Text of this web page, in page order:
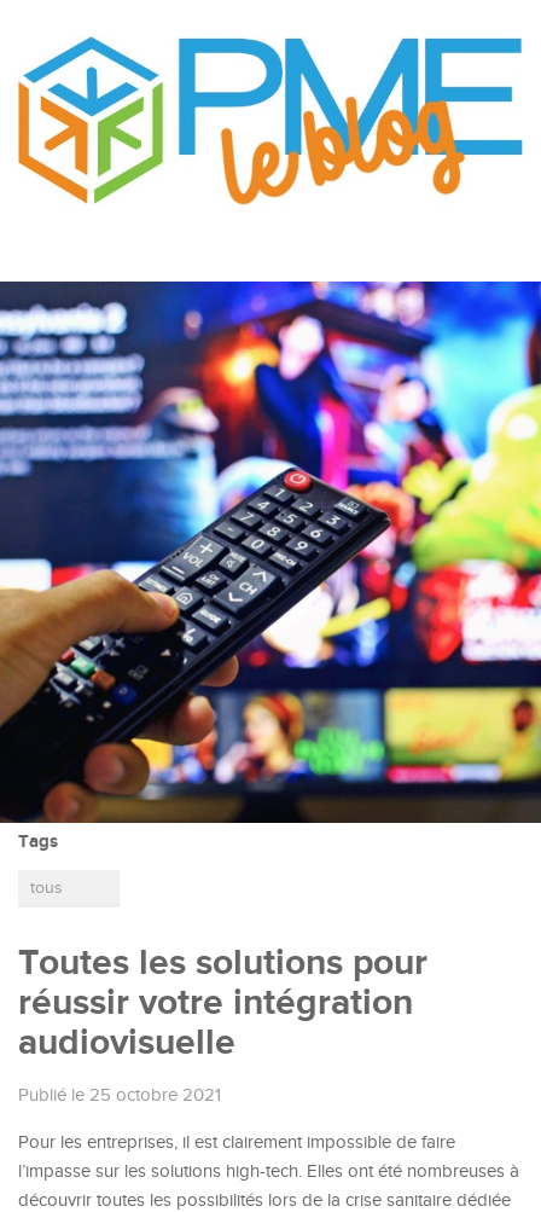
Tags
tous
Toutes les solutions pour
réussir votre intégration
audiovisuelle
Publié le 25 octobre 2021
Pour les entreprises, il est clairement impossible de faire
l’impasse sur les solutions high-tech. Elles ont été nombreuses à
découvrir toutes les possibilités lors de la crise sanitaire dédiée